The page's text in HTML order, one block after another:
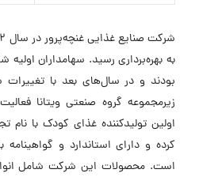
به بهره‌برداری رسید. سهامداران
بودند و در سال‌های بعد با تغییرات
زیرمجموعه گروه صنعتی ویتانا
اولین تولیدکننده غذای کودک با نام
است. محصولات این شرکت شامل